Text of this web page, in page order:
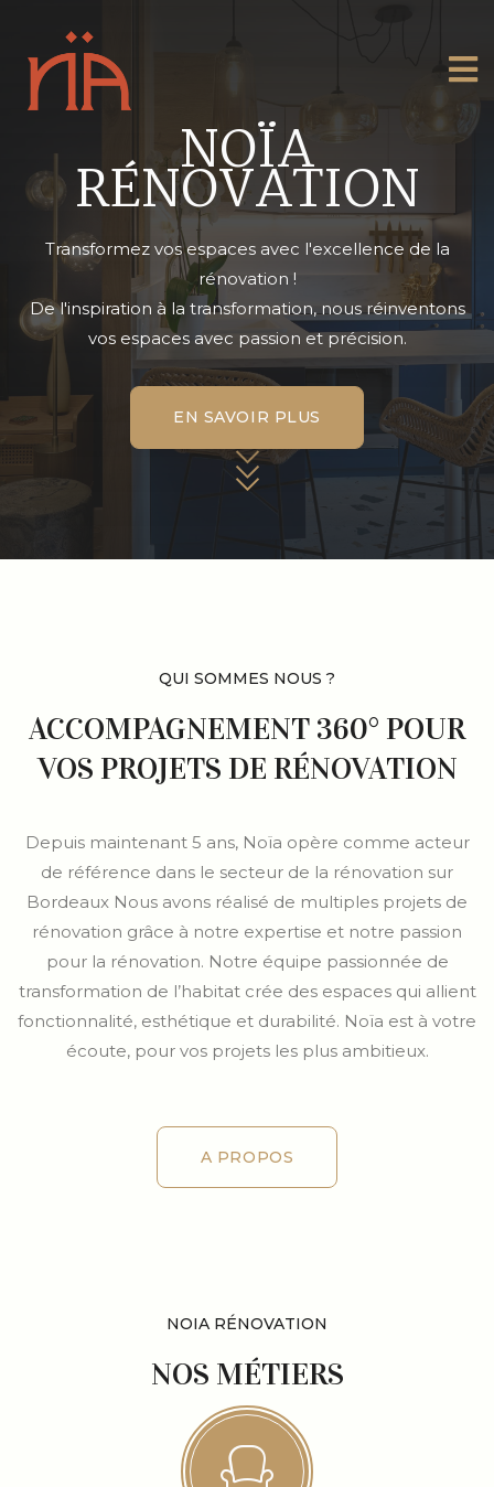
NOÏA
RÉNOVATION
Transformez vos espaces avec l'excellence de la
rénovation !
De l'inspiration à la transformation, nous réinventons
vos espaces avec passion et précision.
EN SAVOIR PLUS
EN SAVOIR PLUS
QUI SOMMES NOUS ?
ACCOMPAGNEMENT 360° POUR
VOS PROJETS DE RÉNOVATION
Depuis maintenant 5 ans, Noïa opère comme acteur
de référence dans le secteur de la rénovation sur
Bordeaux Nous avons réalisé de multiples projets de
rénovation grâce à notre expertise et notre passion
pour la rénovation. Notre équipe passionnée de
transformation de l’habitat crée des espaces qui allient
fonctionnalité, esthétique et durabilité. Noïa est à votre
écoute, pour vos projets les plus ambitieux.
A PROPOS
A PROPOS
NOIA RÉNOVATION
NOS MÉTIERS